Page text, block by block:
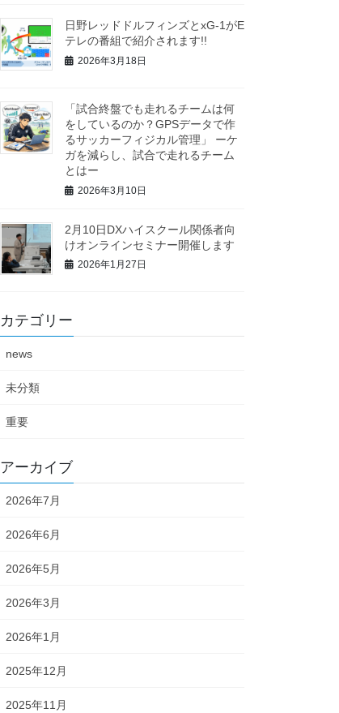
日野レッドドルフィンズとxG-1がE
テレの番組で紹介されます!!
2026年3月18日
「試合終盤でも走れるチームは何
をしているのか？GPSデータで作
るサッカーフィジカル管理」 ーケ
ガを減らし、試合で走れるチーム
とはー
2026年3月10日
2月10日DXハイスクール関係者向
けオンラインセミナー開催します
2026年1月27日
カテゴリー
news
未分類
重要
アーカイブ
2026年7月
2026年6月
2026年5月
2026年3月
2026年1月
2025年12月
2025年11月